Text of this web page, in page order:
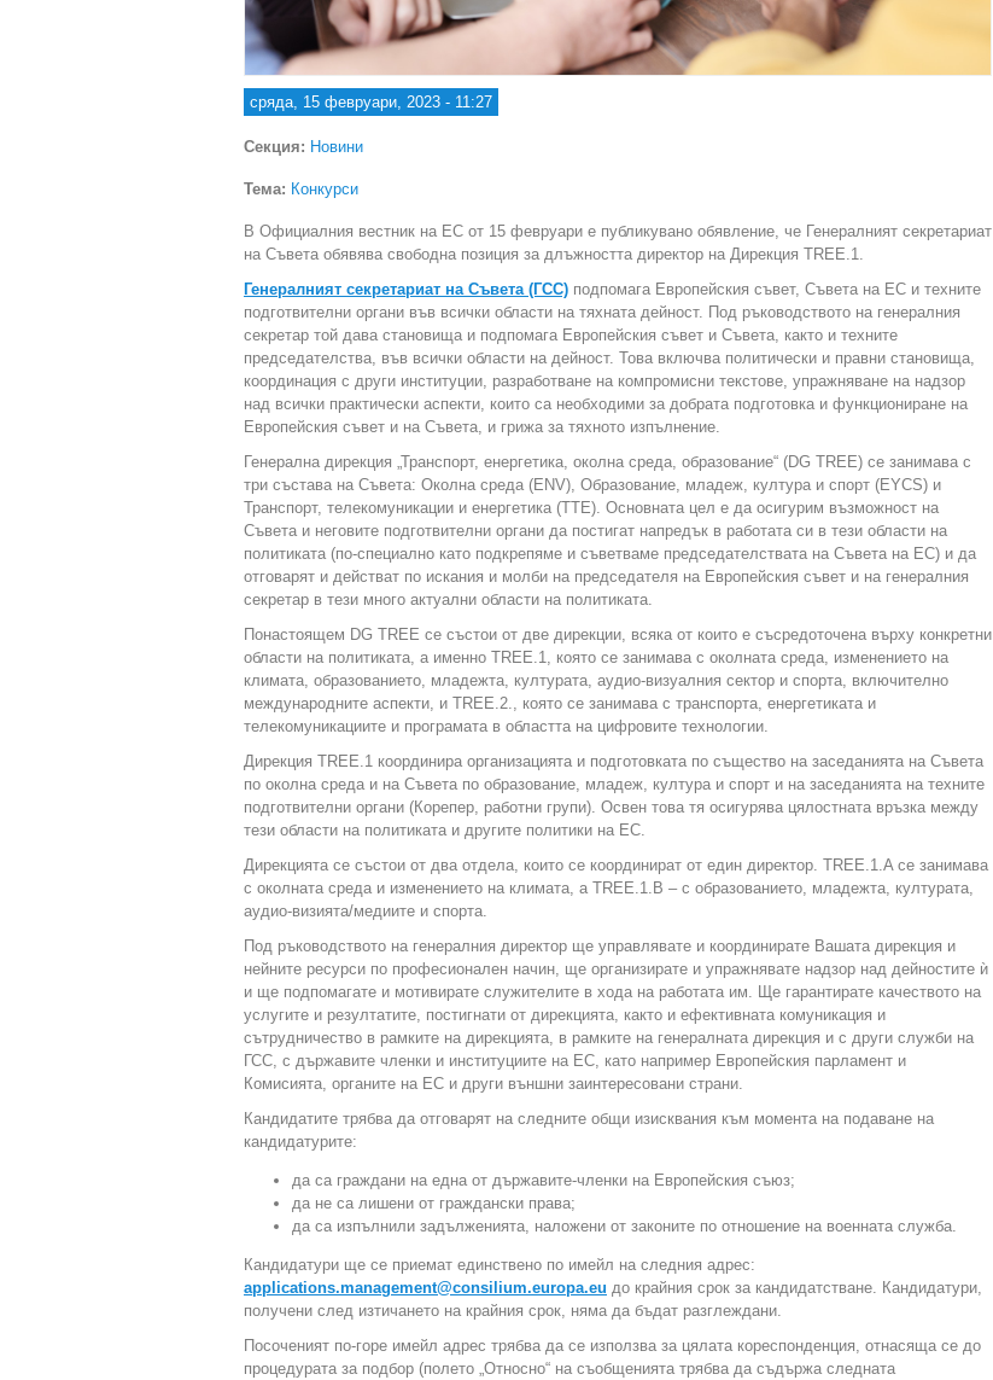
сряда, 15 февруари, 2023 - 11:27
Секция: Новини
Тема: Конкурси
В Официалния вестник на ЕС от 15 февруари е публикувано обявление, че Генералният секретариат
на Съвета обявява свободна позиция за длъжността директор на Дирекция TREE.1.
Генералният секретариат на Съвета (ГСС) подпомага Европейския съвет, Съвета на ЕС и техните
подготвителни органи във всички области на тяхната дейност. Под ръководството на генералния
секретар той дава становища и подпомага Европейския съвет и Съвета, както и техните
председателства, във всички области на дейност. Това включва политически и правни становища,
координация с други институции, разработване на компромисни текстове, упражняване на надзор
над всички практически аспекти, които са необходими за добрата подготовка и функциониране на
Европейския съвет и на Съвета, и грижа за тяхното изпълнение.
Генерална дирекция „Транспорт, енергетика, околна среда, образование“ (DG TREE) се занимава с
три състава на Съвета: Околна среда (ENV), Образование, младеж, култура и спорт (EYCS) и
Транспорт, телекомуникации и енергетика (ТТЕ). Основната цел е да осигурим възможност на
Съвета и неговите подготвителни органи да постигат напредък в работата си в тези области на
политиката (по-специално като подкрепяме и съветваме председателствата на Съвета на ЕС) и да
отговарят и действат по искания и молби на председателя на Европейския съвет и на генералния
секретар в тези много актуални области на политиката.
Понастоящем DG TREE се състои от две дирекции, всяка от които е съсредоточена върху конкретни
области на политиката, а именно TREE.1, която се занимава с околната среда, изменението на
климата, образованието, младежта, културата, аудио-визуалния сектор и спорта, включително
международните аспекти, и TREE.2., която се занимава с транспорта, енергетиката и
телекомуникациите и програмата в областта на цифровите технологии.
Дирекция TREE.1 координира организацията и подготовката по същество на заседанията на Съвета
по околна среда и на Съвета по образование, младеж, култура и спорт и на заседанията на техните
подготвителни органи (Корепер, работни групи). Освен това тя осигурява цялостната връзка между
тези области на политиката и другите политики на ЕС.
Дирекцията се състои от два отдела, които се координират от един директор. TREE.1.A се занимава
с околната среда и изменението на климата, а TREE.1.B – с образованието, младежта, културата,
аудио-визията/медиите и спорта.
Под ръководството на генералния директор ще управлявате и координирате Вашата дирекция и
нейните ресурси по професионален начин, ще организирате и упражнявате надзор над дейностите ѝ
и ще подпомагате и мотивирате служителите в хода на работата им. Ще гарантирате качеството на
услугите и резултатите, постигнати от дирекцията, както и ефективната комуникация и
сътрудничество в рамките на дирекцията, в рамките на генералната дирекция и с други служби на
ГСС, с държавите членки и институциите на ЕС, като например Европейския парламент и
Комисията, органите на ЕС и други външни заинтересовани страни.
Кандидатите трябва да отговарят на следните общи изисквания към момента на подаване на
кандидатурите:
да са граждани на една от държавите-членки на Европейския съюз;
да не са лишени от граждански права;
да са изпълнили задълженията, наложени от законите по отношение на военната служба.
Кандидатури ще се приемат единствено по имейл на следния адрес:
applications.management@consilium.europa.eu до крайния срок за кандидатстване. Кандидатури,
получени след изтичането на крайния срок, няма да бъдат разглеждани.
Посоченият по-горе имейл адрес трябва да се използва за цялата кореспонденция, отнасяща се до
процедурата за подбор (полето „Относно“ на съобщенията трябва да съдържа следната